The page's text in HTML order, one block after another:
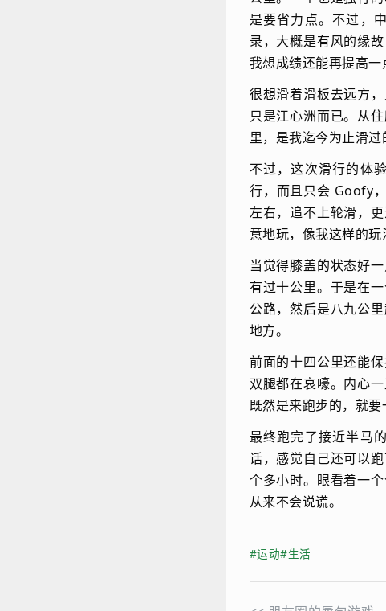
是要省力点。不过，
录，大概是有风的缘
我想成绩还能再提高一
很想滑着滑板去远方
只是江心洲而已。从
里，是我迄今为止滑过
不过，这次滑行的体
行，而且只会 Goofy
左右，追不上轮滑，
意地玩，像我这样的玩
当觉得膝盖的状态好
有过十公里。于是在
公路，然后是八九公
地方。
前面的十四公里还能
双腿都在哀嚎。内心
既然是来跑步的，就要
最终跑完了接近半马
话，感觉自己还可以
个多小时。眼看着一
从来不会说谎。
#运动#生活